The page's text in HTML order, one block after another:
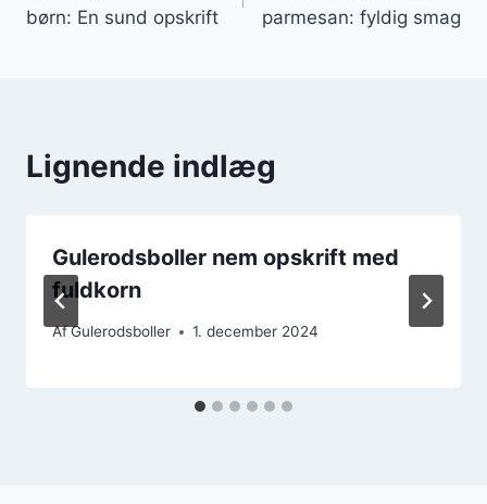
børn: En sund opskrift
parmesan: fyldig smag
Lignende indlæg
Gulerodsboller nem opskrift med
fuldkorn
AfGulerodsboller 1. december 2024